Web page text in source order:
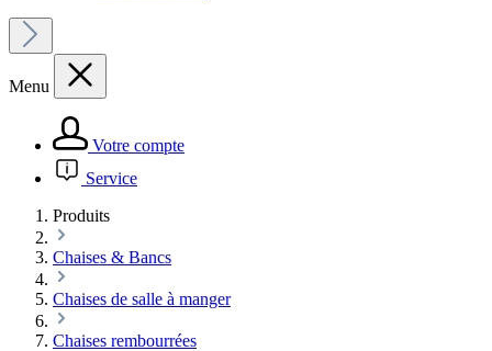
Menu
Votre compte
Service
Produits
Chaises & Bancs
Chaises de salle à manger
Chaises rembourrées